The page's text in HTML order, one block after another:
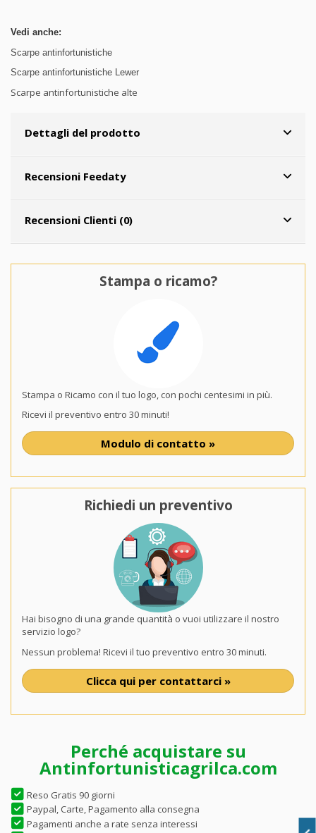
Vedi anche:
Scarpe antinfortunistiche
Scarpe antinfortunistiche Lewer
Scarpe antinfortunistiche alte
Dettagli del prodotto
Recensioni Feedaty
Recensioni Clienti (0)
Stampa o ricamo?
Stampa o Ricamo con il tuo logo, con pochi centesimi in più.
Ricevi il preventivo entro 30 minuti!
Modulo di contatto »
Richiedi un preventivo
Hai bisogno di una grande quantità o vuoi utilizzare il nostro
servizio logo?
Nessun problema! Ricevi il tuo preventivo entro 30 minuti.
Clicca qui per contattarci »
Perché acquistare su
Antinfortunisticagrilca.com
Reso Gratis 90 giorni
Paypal, Carte, Pagamento alla consegna
Pagamenti anche a rate senza interessi